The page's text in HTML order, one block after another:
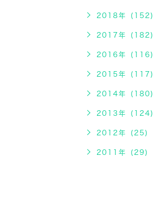
2018年 (152)
2017年 (182)
2016年 (116)
2015年 (117)
2014年 (180)
2013年 (124)
2012年 (25)
2011年 (29)